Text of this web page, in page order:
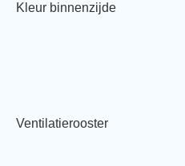
Kleur binnenzijde
Ventilatierooster